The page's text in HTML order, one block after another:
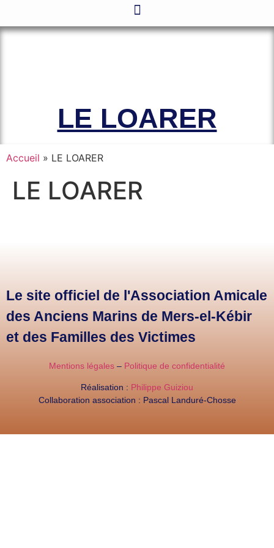
LE LOARER
Accueil » LE LOARER
LE LOARER
Le site officiel de l'Association Amicale
des Anciens Marins de Mers-el-Kébir
et des Familles des Victimes
Mentions légales – Politique de confidentialité
Réalisation : Philippe Guiziou
Collaboration association : Pascal Landuré-Chosse